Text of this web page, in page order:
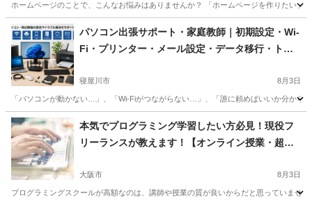
ホームページのことで、こんなお悩みはありませんか？ 「ホームページを作りたい
大阪 寝屋川市 Webデザイナー ネットショップ
パソコン出張サポート・家庭教師｜初期設定・Wi-
Fi・プリンター・メール設定・データ移行・トラ
市・交野市・守口市・門真・大東・大阪市内も
寝屋川市 8月3日
「パソコンが動かない…」、「Wi-Fiがつながらない…」、「誰に頼めばいいか分か
大阪 寝屋川市 Windows総合 ネットショップ
本気でプログラミング学習したい方必見！現役フ
リーランスが教えます！【オンライン授業・超初
大阪市 8月3日
プログラミングスクールが高額なのは、講師や授業の質が良いからだと思っていませ